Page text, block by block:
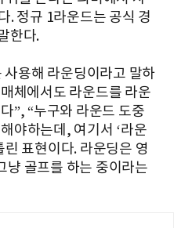
. 정규 1라운드는 공식 경
한다.
용해 라운딩이라고 말하
체에서도 라운드를 라운
”, “누구와 라운드 도중
야하는데, 여기서 ‘라운
린 표현이다. 라운딩은 영
냥 골프를 하는 중이라는